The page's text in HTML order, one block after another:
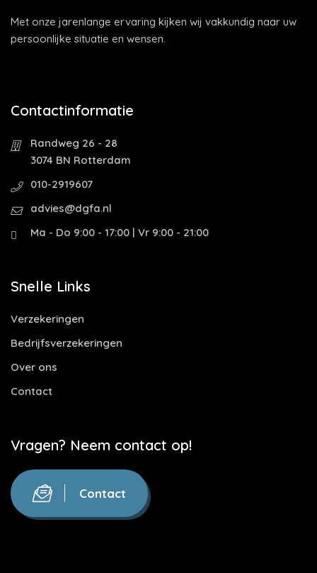
Met onze jarenlange ervaring kijken wij vakkundig naar uw
persoonlijke situatie en wensen.
Contactinformatie
Randweg 26 - 28
3074 BN Rotterdam
010-2919607
advies@dgfa.nl
Ma - Do 9:00 - 17:00 | Vr 9:00 - 21:00
Snelle Links
Verzekeringen
Bedrijfsverzekeringen
Over ons
Contact
Vragen? Neem contact op!
Contact